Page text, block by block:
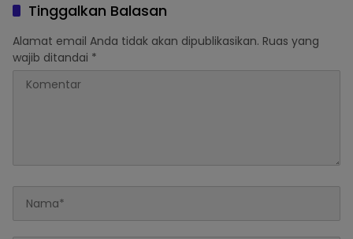
Tinggalkan Balasan
Alamat email Anda tidak akan dipublikasikan. Ruas yang
wajib ditandai *